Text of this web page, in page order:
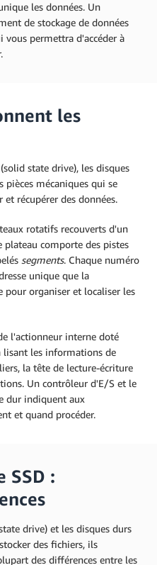
les données. Un
de stockage de données
vous permettra d'accéder à
les
state drive), les disques
mécaniques qui se
récupérer des données.
rotatifs recouverts d'un
plateau comporte des pistes
segments. Chaque numéro
unique que la
organiser et localiser les
l'actionneur interne doté
lisant les informations de
la tête de lecture-écriture
Un contrôleur d'E/S et le
dur indiquent aux
et quand procéder.
SSD :
drive) et les disques durs
des fichiers, ils
des différences entre les